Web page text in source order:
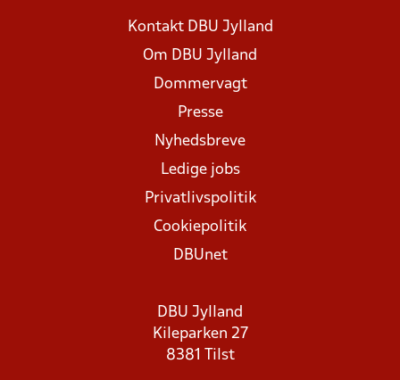
Kontakt DBU Jylland
Om DBU Jylland
Dommervagt
Presse
Nyhedsbreve
Ledige jobs
Privatlivspolitik
Cookiepolitik
DBUnet
DBU Jylland
Kileparken 27
8381 Tilst